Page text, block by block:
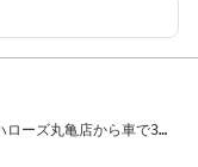
ローズ丸亀店から車で3